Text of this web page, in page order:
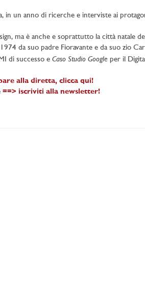
un anno di ricerche e interviste ai
ma è anche e soprattutto la città natale
da suo padre Fioravante e da suo zio
di successo e Caso Studio Googleper il
alla diretta, clicca qui!
==> iscriviti alla newsletter!